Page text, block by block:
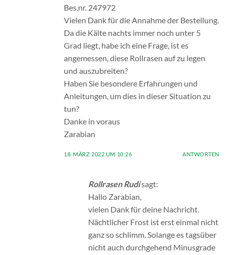
Bes.nr. 247972
Vielen Dank für die Annahme der Bestellung.
Da die Kälte nachts immer noch unter 5
Grad liegt, habe ich eine Frage, ist es
angemessen, diese Rollrasen auf zu legen
und auszubreiten?
Haben Sie besondere Erfahrungen und
Anleitungen, um dies in dieser Situation zu
tun?
Danke in voraus
Zarabian
18. MÄRZ 2022 UM 10:26 ANTWORTEN
Rollrasen Rudisagt:
Hallo Zarabian,
vielen Dank für deine Nachricht.
Nächtlicher Frost ist erst einmal nicht
ganz so schlimm. Solange es tagsüber
nicht auch durchgehend Minusgrade